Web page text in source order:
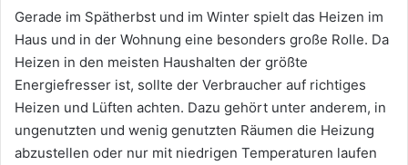
Gerade im Spätherbst und im Winter spielt das Heizen im
Haus und in der Wohnung eine besonders große Rolle. Da
Heizen in den meisten Haushalten der größte
Energiefresser ist, sollte der Verbraucher auf richtiges
Heizen und Lüften achten. Dazu gehört unter anderem, in
ungenutzten und wenig genutzten Räumen die Heizung
abzustellen oder nur mit niedrigen Temperaturen laufen